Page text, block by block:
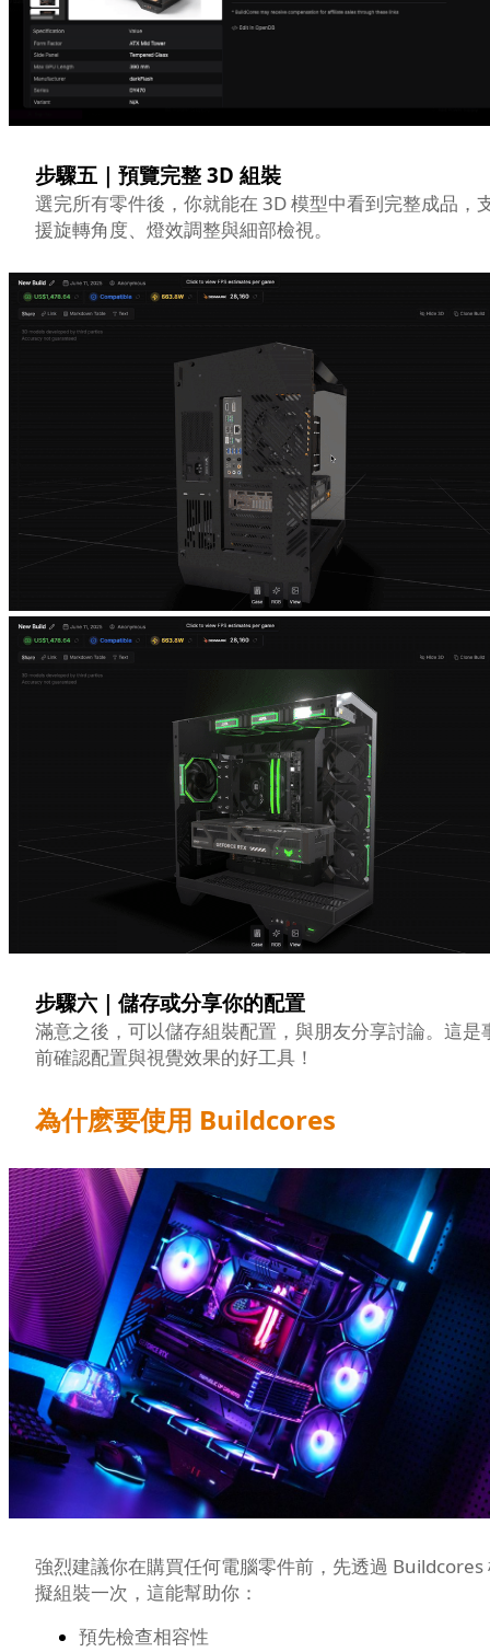
步驟五｜預覽完整 3D 組裝
選完所有零件後，你就能在 3D 模型中看到完整成品，
援旋轉角度、燈效調整與細部檢視。
步驟六｜儲存或分享你的配置
滿意之後，可以儲存組裝配置，與朋友分享討論。這是
前確認配置與視覺效果的好工具！
為什麽要使用 Buildcores
強烈建議你在購買任何電腦零件前，先透過 Buildcores
擬組裝一次，這能幫助你：
預先檢查相容性